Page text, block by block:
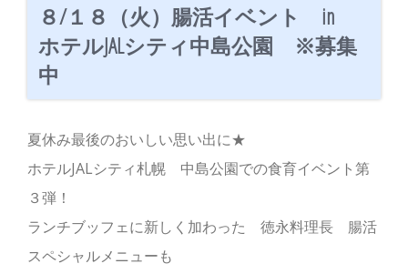
８/１８（火）腸活イベント in
ホテルJALシティ中島公園 ※募集
中
夏休み最後のおいしい思い出に★
ホテルJALシティ札幌 中島公園での食育イベント第
３弾！
ランチブッフェに新しく加わった 徳永料理長 腸活
スペシャルメニューも